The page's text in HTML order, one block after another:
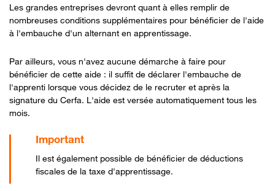
Les grandes entreprises devront quant à elles remplir de
nombreuses conditions supplémentaires pour bénéficier de l'aide
à l'embauche d'un alternant en apprentissage.
Par ailleurs, vous n'avez aucune démarche à faire pour
bénéficier de cette aide : il suffit de déclarer l'embauche de
l'apprenti lorsque vous décidez de le recruter et après la
signature du Cerfa. L'aide est versée automatiquement tous les
mois.
Il est également possible de bénéficier de déductions
fiscales de la taxe d'apprentissage.